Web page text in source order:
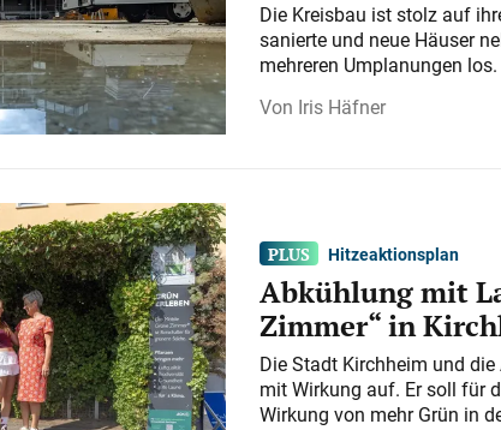
Die Kreisbau ist stolz auf
sanierte und neue Häuser
mehreren Umplanungen los.
Iris Häfner
Hitzeaktionsplan
Abkühlung mit
Zimmer“ in
Die Stadt Kirchheim und
mit Wirkung auf. Er soll für
Wirkung von mehr Grün in